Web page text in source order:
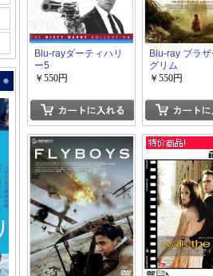
Blu-rayダーティハリ
ー5
￥550円
Blu-ray ブラ
グリム
￥550円